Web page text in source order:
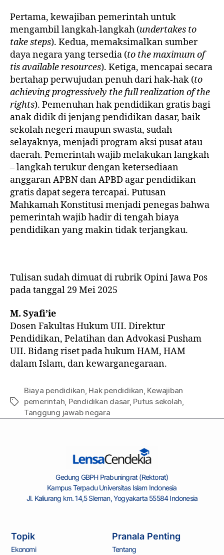
Pertama, kewajiban pemerintah untuk
mengambil langkah-langkah (undertakes to
take steps). Kedua, memaksimalkan sumber
daya negara yang tersedia (to the maximum of
tis available resources). Ketiga, mencapai secara
bertahap perwujudan penuh dari hak-hak (to
achieving progressively the full realization of the
rights). Pemenuhan hak pendidikan gratis bagi
anak didik di jenjang pendidikan dasar, baik
sekolah negeri maupun swasta, sudah
selayaknya, menjadi program aksi pusat atau
daerah. Pemerintah wajib melakukan langkah
– langkah terukur dengan ketersediaan
anggaran APBN dan APBD agar pendidikan
gratis dapat segera tercapai. Putusan
Mahkamah Konstitusi menjadi penegas bahwa
pemerintah wajib hadir di tengah biaya
pendidikan yang makin tidak terjangkau.
Tulisan sudah dimuat di rubrik Opini Jawa Pos
pada tanggal 29 Mei 2025
M. Syafi’ie
Dosen Fakultas Hukum UII. Direktur
Pendidikan, Pelatihan dan Advokasi Pusham
UII. Bidang riset pada hukum HAM, HAM
dalam Islam, dan kewarganegaraan.
Biaya pendidikan, Hak pendidikan, Kewajiban
pemerintah, Pendidikan dasar, Putus sekolah,
Tanggung jawab negara
Gedung GBPH Prabuningrat (Rektorat)
Kampus Terpadu Universitas Islam Indonesia
Jl. Kaliurang km. 14,5 Sleman, Yogyakarta 55584 Indonesia
Topik
Ekonomi
Pranala Penting
Tentang